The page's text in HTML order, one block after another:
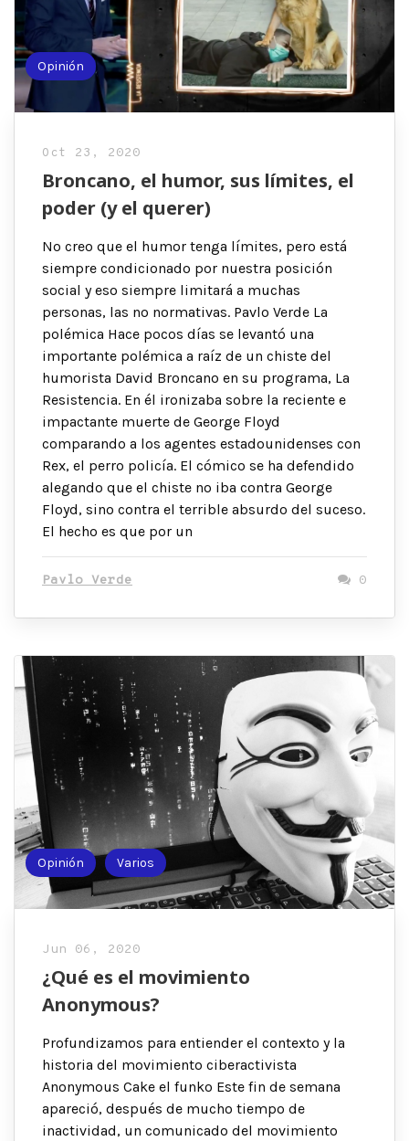
Opinión
Oct 23, 2020
Broncano, el humor, sus límites, el
poder (y el querer)
No creo que el humor tenga límites, pero está
siempre condicionado por nuestra posición
social y eso siempre limitará a muchas
personas, las no normativas. Pavlo Verde La
polémica Hace pocos días se levantó una
importante polémica a raíz de un chiste del
humorista David Broncano en su programa, La
Resistencia. En él ironizaba sobre la reciente e
impactante muerte de George Floyd
comparando a los agentes estadounidenses con
Rex, el perro policía. El cómico se ha defendido
alegando que el chiste no iba contra George
Floyd, sino contra el terrible absurdo del suceso.
El hecho es que por un
Pavlo Verde 0
Opinión Varios
Jun 06, 2020
¿Qué es el movimiento
Anonymous?
Profundizamos para entiender el contexto y la
historia del movimiento ciberactivista
Anonymous Cake el funko Este fin de semana
apareció, después de mucho tiempo de
inactividad, un comunicado del movimiento